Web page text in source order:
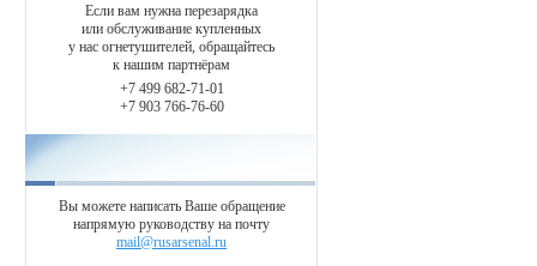
Если вам нужна перезарядка
или обслуживание купленных
у нас огнетушителей, обращайтесь
к нашим партнёрам
+7 499 682-71-01
+7 903 766-76-60
Вы можете написать Ваше обращение
напрямую руководству на почту
mail@rusarsenal.ru